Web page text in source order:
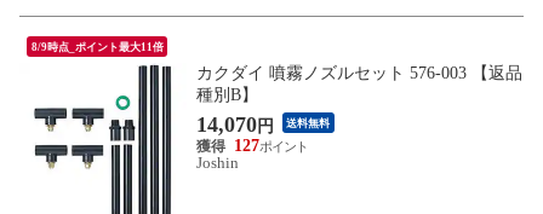
8/9時点_ポイント最大11倍
カクダイ 噴霧ノズルセット 576-003 【返品
種別B】
14,070円 送料無料
127
Joshin